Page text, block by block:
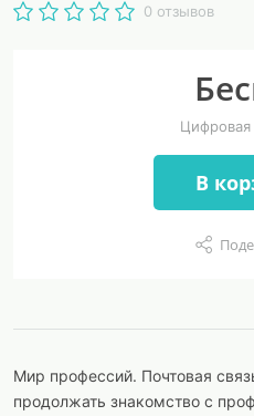
0 отзывов
Цифровая
В
Мир профессий. Почтовая
продолжать знакомство с